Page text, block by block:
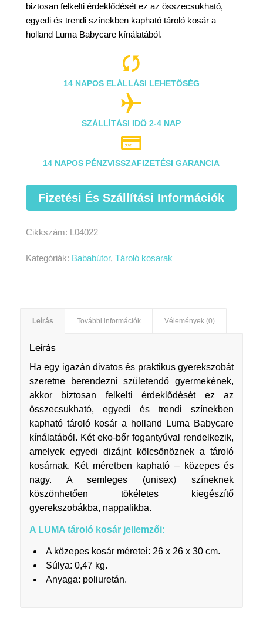
biztosan felkelti érdeklődését ez az összecsukható,
egyedi és trendi színekben kapható tároló kosár a
holland Luma Babycare kínálatából.

14 NAPOS ELÁLLÁSI LEHETŐSÉG

SZÁLLÍTÁSI IDŐ 2-4 NAP

14 NAPOS PÉNZVISSZAFIZETÉSI GARANCIA
Fizetési És Szállítási Információk
Cikkszám: L04022
Kategóriák: Bababútor, Tároló kosarak
Leírás További információk Vélemények (0)
Leírás
Ha egy igazán divatos és praktikus gyerekszobát
szeretne berendezni születendő gyermekének,
akkor biztosan felkelti érdeklődését ez az
összecsukható, egyedi és trendi színekben
kapható tároló kosár a holland Luma Babycare
kínálatából. Két eko-bőr fogantyúval rendelkezik,
amelyek egyedi dizájnt kölcsönöznek a tároló
kosárnak. Két méretben kapható – közepes és
nagy. A semleges (unisex) színeknek
köszönhetően tökéletes kiegészítő
gyerekszobákba, nappalikba.
A LUMA tároló kosár jellemzői:
A közepes kosár méretei: 26 x 26 x 30 cm.
Súlya: 0,47 kg.
Anyaga: poliuretán.